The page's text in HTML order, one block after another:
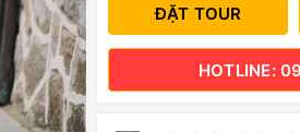
ĐẶT TOUR
HOTLINE: